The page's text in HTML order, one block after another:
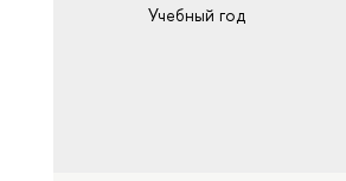
Учебный год